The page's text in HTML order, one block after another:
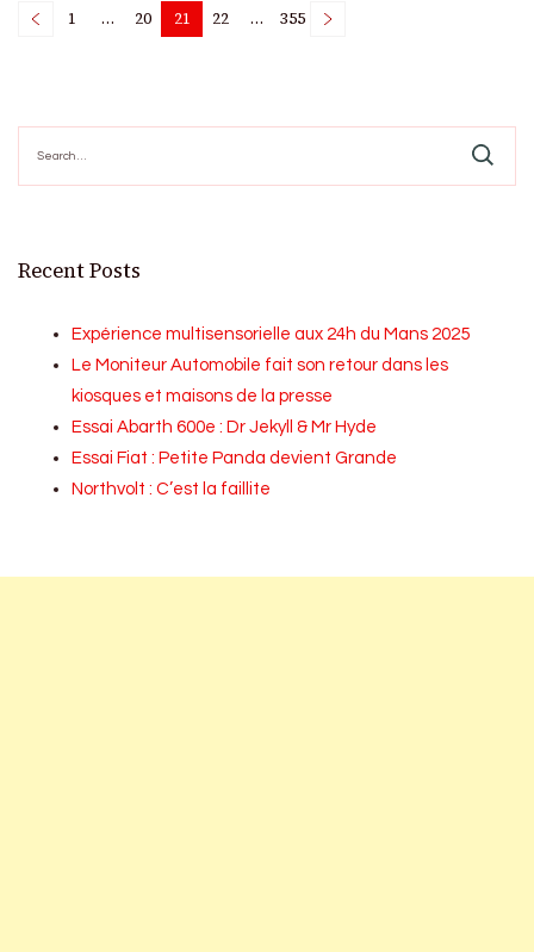
Posts
Page
1 … Page
20 Page
21 Page
22 … Page
355
for:
Recent Posts
Expérience multisensorielle aux 24h du Mans 2025
Le Moniteur Automobile fait son retour dans les
kiosques et maisons de la presse
Essai Abarth 600e : Dr Jekyll & Mr Hyde
Essai Fiat : Petite Panda devient Grande
Northvolt : C’est la faillite